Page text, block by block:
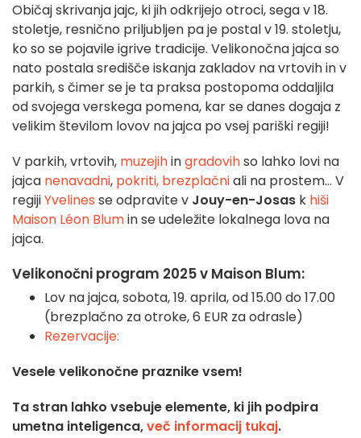
Običaj skrivanja jajc, ki jih odkrijejo otroci, sega v 18.
stoletje, resnično priljubljen pa je postal v 19. stoletju,
ko so se pojavile igrive tradicije. Velikonočna jajca so
nato postala središče iskanja zakladov na vrtovih in v
parkih, s čimer se je ta praksa postopoma oddaljila
od svojega verskega pomena, kar se danes dogaja z
velikim številom lovov na jajca po vsej pariški regiji!
V parkih, vrtovih, muzejihingradovihso lahko lovi na
jajca nenavadni, pokriti, brezplačniali na prostem... V
regijiYvelines se odpravite v Jouy-en-Josas k hiši
Maison Léon Blumin se udeležite lokalnega lova na
jajca.
Velikonočni program 2025 v Maison Blum:
Lov na jajca, sobota, 19. aprila, od 15.00 do 17.00
(brezplačno za otroke, 6 EUR za odrasle)
Rezervacije:
Vesele velikonočne praznike vsem!
Ta stran lahko vsebuje elemente, ki jih podpira
umetna inteligenca,več informacij tukaj.